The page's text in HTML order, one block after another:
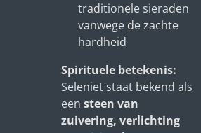
traditionele sieraden
vanwege de zachte
hardheid
Spirituele betekenis:
Seleniet staat bekend als
een steen van
zuivering, verlichting